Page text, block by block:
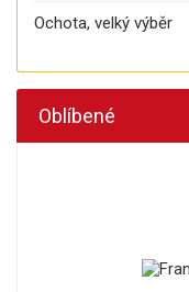
Ochota, velký výběr
Oblíbené